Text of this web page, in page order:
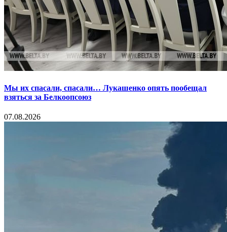
Мы их спасали, спасали… Лукашенко опять пообещал
взяться за Белкоопсоюз
07.08.2026